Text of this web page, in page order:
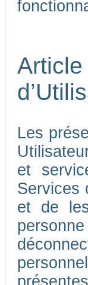
Les
et
Services
et de